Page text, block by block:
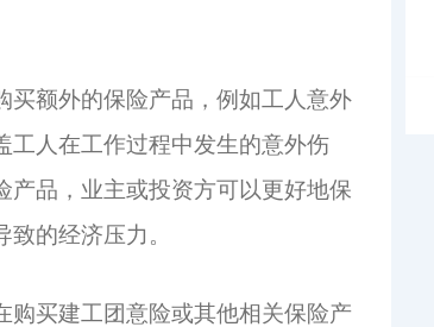
买额外的保险产品，例如工人意外
工人在工作过程中发生的意外伤
产品，业主或投资方可以更好地保
的经济压力。
购买建工团意险或其他相关保险产